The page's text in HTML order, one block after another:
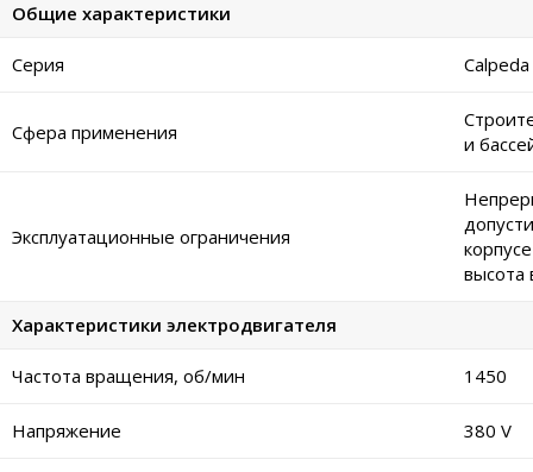
Общие характеристики
Серия
Сфера применения
и
Эксплуатационные ограничения
высота
Характеристики электродвигателя
Частота вращения, об/мин 1450
Напряжение 380 V